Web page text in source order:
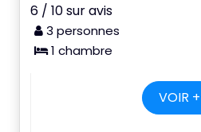
6 / 10 sur avis
3 personnes
1 chambre
VOIR +